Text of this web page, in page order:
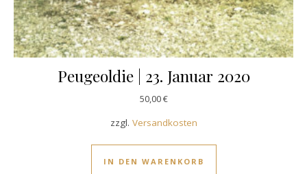
Peugeoldie | 23. Januar 2020
50,00€
zzgl. Versandkosten
IN DEN WARENKORB